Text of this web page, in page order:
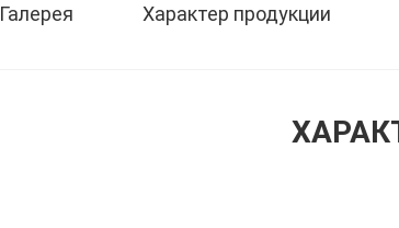
Галерея Характер продукции